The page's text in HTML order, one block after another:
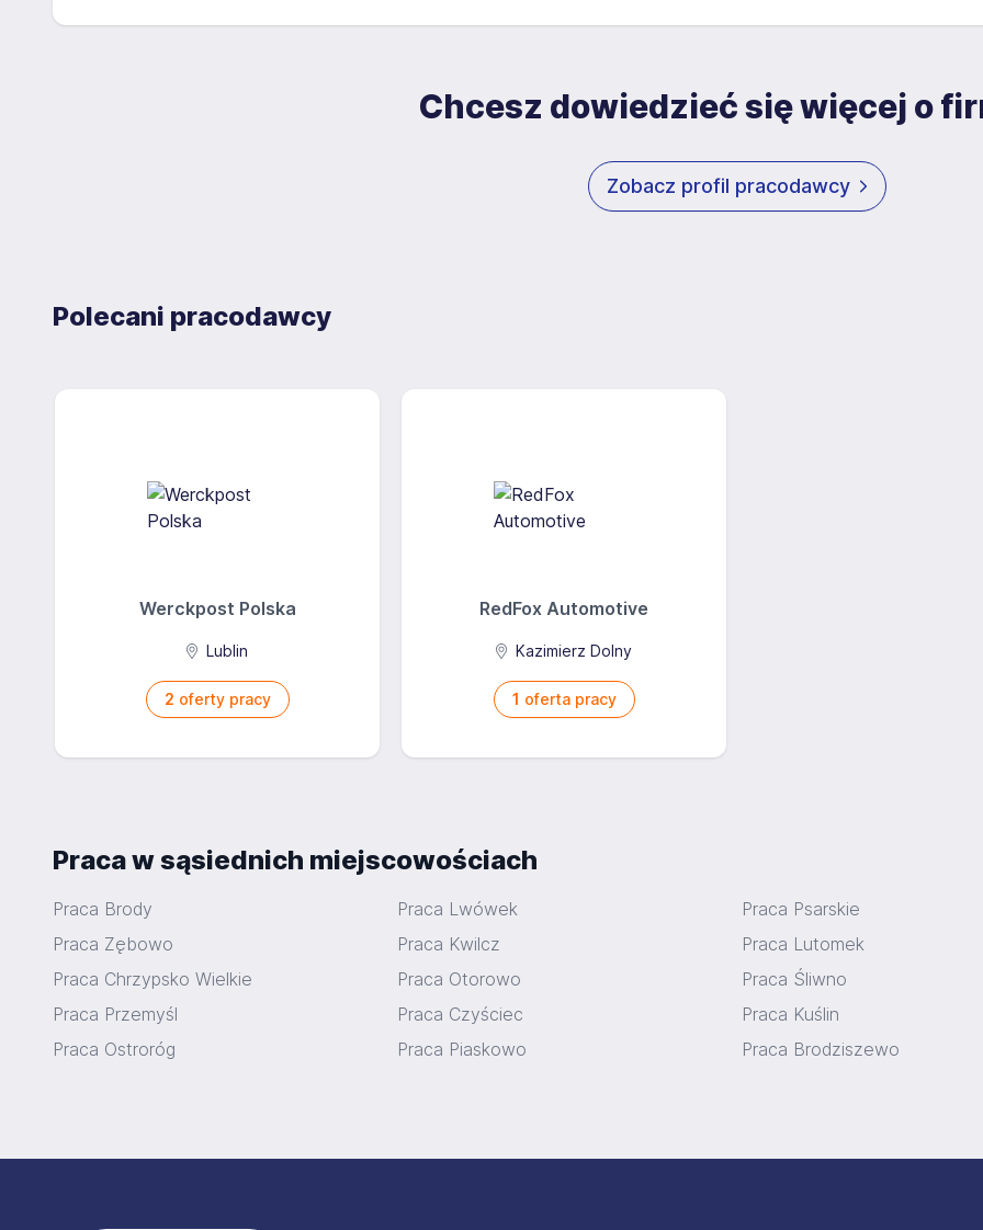
Chcesz dowiedzieć się więcej o
Zobacz profil pracodawcy
Polecani pracodawcy
Werckpost Polska
Lublin
2 oferty pracy
RedFox Automotive
Kazimierz Dolny
1 oferta pracy
Praca w sąsiednich miejscowościach
Praca Brody Praca Lwówek Praca Psarskie
Praca Zębowo
Praca Kwilcz Praca Lutomek
Praca Chrzypsko Wielkie
Praca Otorowo Praca Śliwno
Praca Przemyśl
Praca Czyściec Praca Kuślin
Praca Ostroróg
Praca Piaskowo Praca Brodziszewo